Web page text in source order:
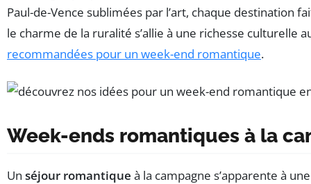
Paul-de-Vence sublimées par l’art, chaque destination
le charme de la ruralité s’allie à une richesse
recommandées pour un week-end romantique.
Week-ends romantiques à la
Un séjour romantique à la campagne s’apparente à